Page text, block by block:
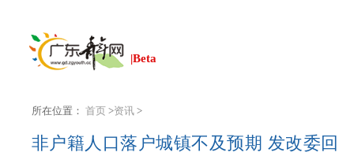
|Beta
所在位置： 首页 >资讯 >
非户籍人口落户城镇不及预期 发改委回